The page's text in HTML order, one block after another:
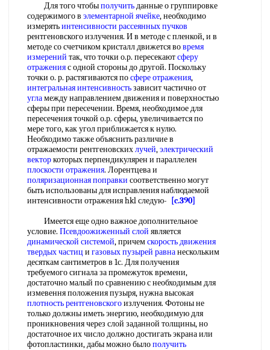
Для того чтобыполучитьданные о группировке
содержимого в элементарной ячейке, необходимо
измерятьинтенсивности рассеянныхпучков
рентгеновского излучения. И в методе с пленкой, и в
методе со счетчиком кристалл движется вовремя
измерений так, что точки о.р. пересекаютсферу
отраженияс одной стороны до другой. Поскольку
точки о. р. растягиваются посфере отражения,
интегральная интенсивностьзависит частично от
угламежду направлением движения и поверхностью
сферы при пересечении. Время, необходимое для
пересечения точкой о.р. сферы, увеличивается по
мере того, как угол приближается к нулю.
Необходимо также объяснить различие в
отражаемости рентгеновскихлучей,электрический
векторкоторых перпендикулярен и параллелен
плоскости отражения. Лорентцева и
поляризационная поправки соответственно могут
быть использованы для исправления наблюдаемой
интенсивности отражения hkl следую-
[c.390]
Имеется еще одно важное дополнительное
условие. Псевдоожиженный слой является
динамической системой, причемскорость движения
твердых частиц и газовых пузырей равнанескольким
десяткам сантиметров в 1с. Для получения
требуемого сигнала за промежуток времени,
достаточно малый по сравнению с необходимым для
измевення положения пузыря, нужна высокая
плотность рентгеновскогоизлучения. Фотоны не
только должны иметь энергию, необходимую для
проникновения через слой заданной толщины, но
достаточное их число должно достигать экрана или
фотопластинки, дабы можно былополучить